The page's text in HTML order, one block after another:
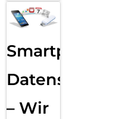
Smartphone
Datensicherung
– Wir